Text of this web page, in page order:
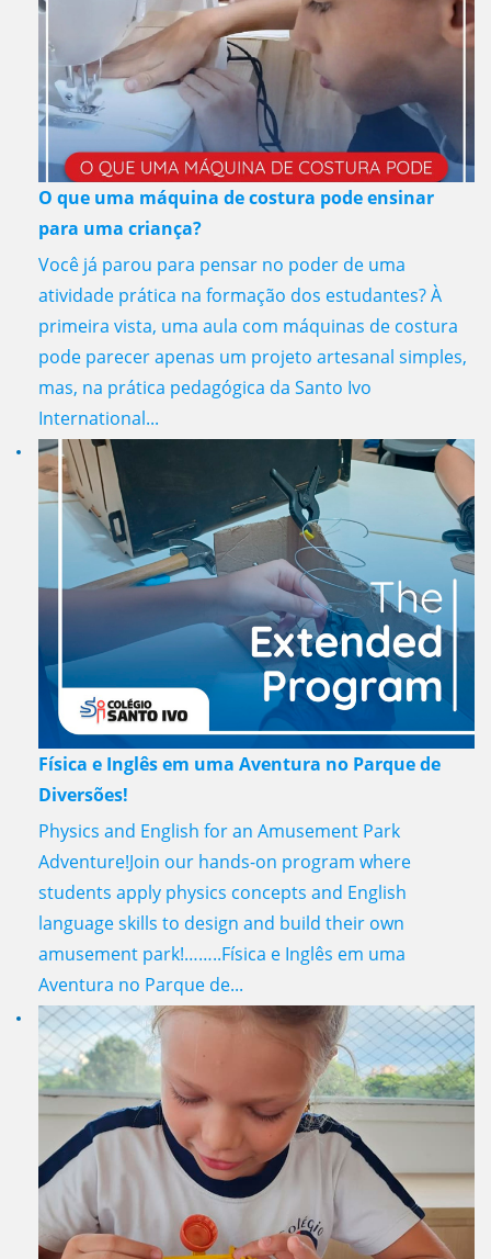
O que uma máquina de costura pode ensinar
para uma criança?
Você já parou para pensar no poder de uma
atividade prática na formação dos estudantes? À
primeira vista, uma aula com máquinas de costura
pode parecer apenas um projeto artesanal simples,
mas, na prática pedagógica da Santo Ivo
International...
Física e Inglês em uma Aventura no Parque de
Diversões!
Physics and English for an Amusement Park
Adventure!Join our hands-on program where
students apply physics concepts and English
language skills to design and build their own
amusement park!……..Física e Inglês em uma
Aventura no Parque de...